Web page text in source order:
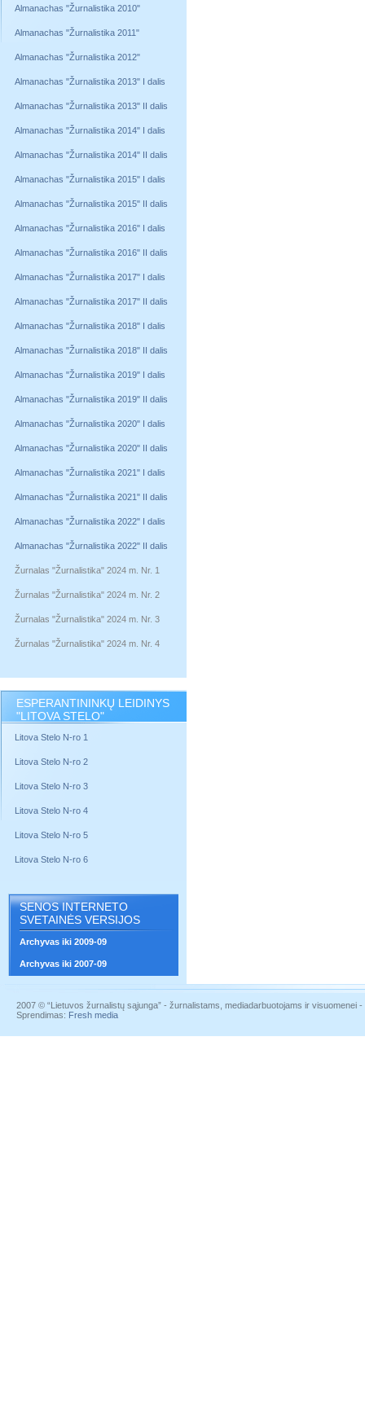
Almanachas "Žurnalistika 2010"
Almanachas "Žurnalistika 2011"
Almanachas "Žurnalistika 2012"
Almanachas "Žurnalistika 2013" I dalis
Almanachas "Žurnalistika 2013" II dalis
Almanachas "Žurnalistika 2014" I dalis
Almanachas "Žurnalistika 2014" II dalis
Almanachas "Žurnalistika 2015" I dalis
Almanachas "Žurnalistika 2015" II dalis
Almanachas "Žurnalistika 2016" I dalis
Almanachas "Žurnalistika 2016" II dalis
Almanachas "Žurnalistika 2017" I dalis
Almanachas "Žurnalistika 2017" II dalis
Almanachas "Žurnalistika 2018" I dalis
Almanachas "Žurnalistika 2018" II dalis
Almanachas "Žurnalistika 2019" I dalis
Almanachas "Žurnalistika 2019" II dalis
Almanachas "Žurnalistika 2020" I dalis
Almanachas "Žurnalistika 2020" II dalis
Almanachas "Žurnalistika 2021" I dalis
Almanachas "Žurnalistika 2021" II dalis
Almanachas "Žurnalistika 2022" I dalis
Almanachas "Žurnalistika 2022" II dalis
Žurnalas "Žurnalistika" 2024 m. Nr. 1
Žurnalas "Žurnalistika" 2024 m. Nr. 2
Žurnalas "Žurnalistika" 2024 m. Nr. 3
Žurnalas "Žurnalistika" 2024 m. Nr. 4
ESPERANTININKŲ LEIDINYS
"LITOVA STELO"
Litova Stelo N-ro 1
Litova Stelo N-ro 2
Litova Stelo N-ro 3
Litova Stelo N-ro 4
Litova Stelo N-ro 5
Litova Stelo N-ro 6
SENOS INTERNETO
SVETAINĖS VERSIJOS
Archyvas iki 2009-09
Archyvas iki 2007-09
2007 © “Lietuvos žurnalistų sąjunga” - žurnalistams, mediadarbuotojams ir visuomenei
Sprendimas: Fresh media